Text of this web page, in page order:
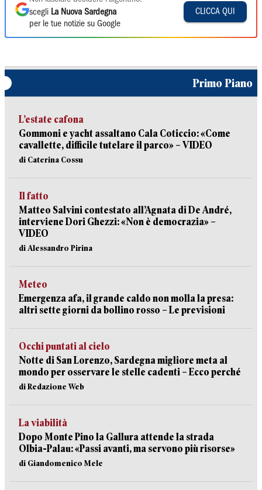
scegli La Nuova Sardegna
per le tue notizie su Google
CLICCA QUI
Primo Piano
L’estate cafona
Gommoni e yacht assaltano Cala Coticcio: «Come
cavallette, difficile tutelare il parco» – VIDEO
di Caterina Cossu
Il fatto
Matteo Salvini contestato all’Agnata di De André,
interviene Dori Ghezzi: «Non è democrazia» –
VIDEO
di Alessandro Pirina
Meteo
Emergenza afa, il grande caldo non molla la presa:
altri sette giorni da bollino rosso – Le previsioni
Occhi puntati al cielo
Notte di San Lorenzo, Sardegna migliore meta al
mondo per osservare le stelle cadenti – Ecco perché
di Redazione Web
La viabilità
Dopo Monte Pino la Gallura attende la strada
Olbia-Palau: «Passi avanti, ma servono più risorse»
di Giandomenico Mele